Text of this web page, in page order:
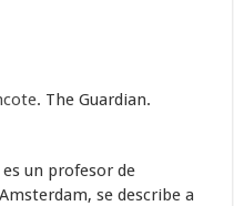
. The Guardian.
un profesor de
se describe a